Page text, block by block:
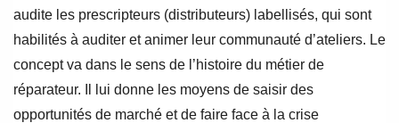
audite les prescripteurs (distributeurs) labellisés, qui sont
habilités à auditer et animer leur communauté d’ateliers. Le
concept va dans le sens de l’histoire du métier de
réparateur. Il lui donne les moyens de saisir des
opportunités de marché et de faire face à la crise